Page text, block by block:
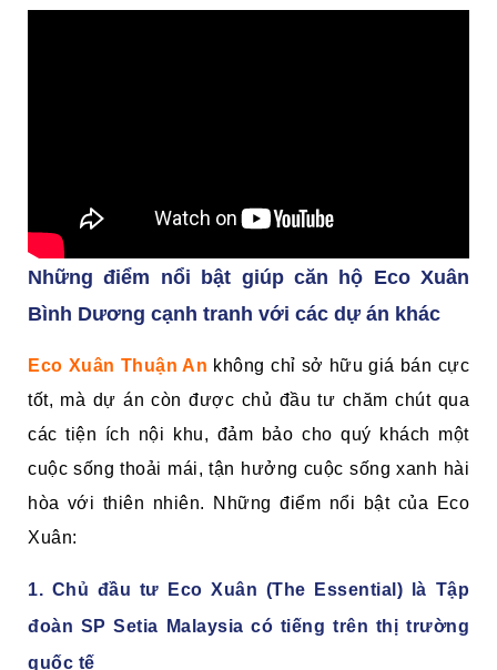
Những điểm nổi bật giúp căn hộ Eco Xuân
Bình Dương cạnh tranh với các dự án khác
Eco Xuân Thuận An không chỉ sở hữu giá bán cực
tốt, mà dự án còn được chủ đầu tư chăm chút qua
các tiện ích nội khu, đảm bảo cho quý khách một
cuộc sống thoải mái, tận hưởng cuộc sống xanh hài
hòa với thiên nhiên. Những điểm nổi bật của Eco
Xuân:
1. Chủ đầu tư Eco Xuân (The Essential) là Tập
đoàn SP Setia Malaysia có tiếng trên thị trường
quốc tế